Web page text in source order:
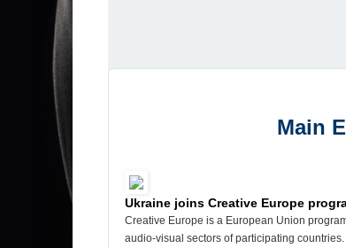
Main
Ukraine joins Creative Europe
Creative Europe is a European Union
audio-visual sectors of participating